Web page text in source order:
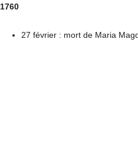
1760
27 février : mort de Maria